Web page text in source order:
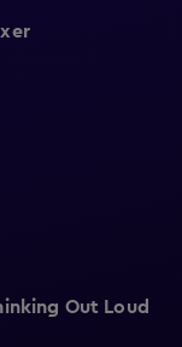
Out Loud